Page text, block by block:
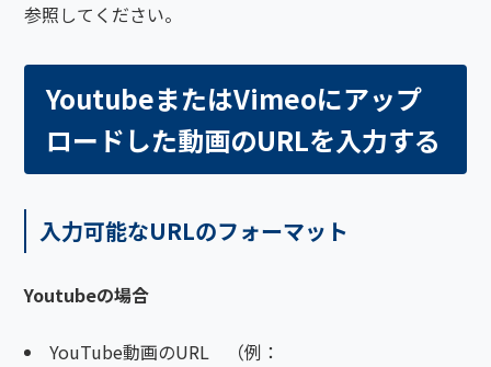
参照してください。
YoutubeまたはVimeoにアップ
ロードした動画のURLを入力する
入力可能なURLのフォーマット
Youtubeの場合
YouTube動画のURL （例：